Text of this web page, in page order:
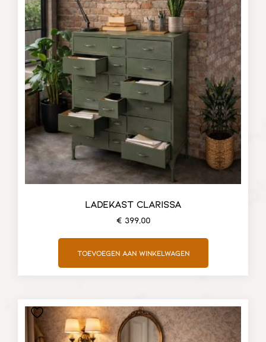
LADEKAST CLARISSA
€399,00
Toevoegen aan winkelwagen